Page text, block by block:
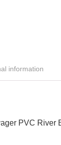
information
PVC River